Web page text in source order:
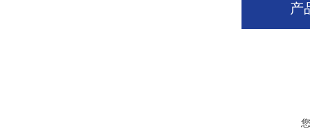
产